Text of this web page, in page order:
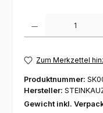
Zum Merkzettel
Produktnummer:
Hersteller:
Gewicht inkl.